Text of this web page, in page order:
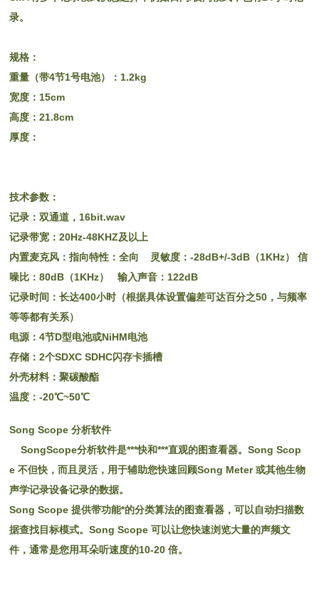
录。
规格：
重量（带4节1号电池）：1.2kg
宽度：15cm
高度：21.8cm
厚度：
技术参数：
记录：双通道，16bit.wav
记录带宽：20Hz-48KHZ及以上
内置麦克风：指向特性：全向 灵敏度：-28dB+/-3dB（1KHz） 信
噪比：80dB（1KHz） 输入声音：122dB
记录时间：长达400小时（根据具体设置偏差可达百分之50，与频率
等等都有关系）
电源：4节D型电池或NiHM电池
存储：2个SDXC SDHC闪存卡插槽
外壳材料：聚碳酸酯
温度：-20℃~50℃
Song Scope 分析软件
SongScope分析软件是***快和***直观的图查看器。Song Scop
e 不但快，而且灵活，用于辅助您快速回顾Song Meter 或其他生物
声学记录设备记录的数据。
Song Scope 提供带功能*的分类算法的图查看器，可以自动扫描数
据查找目标模式。Song Scope 可以让您快速浏览大量的声频文
件，通常是您用耳朵听速度的10-20 倍。